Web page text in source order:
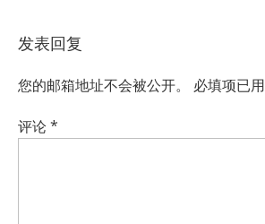
发表回复
您的邮箱地址不会被公开。 必填项已用
评论*